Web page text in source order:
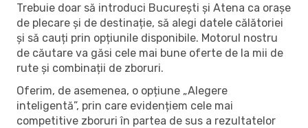
Trebuie doar să introduci București și Atena ca orașe
de plecare și de destinație, să alegi datele călătoriei
și să cauți prin opțiunile disponibile. Motorul nostru
de căutare va găsi cele mai bune oferte de la mii de
rute și combinații de zboruri.
Oferim, de asemenea, o opțiune „Alegere
inteligentă”, prin care evidențiem cele mai
competitive zboruri în partea de sus a rezultatelor